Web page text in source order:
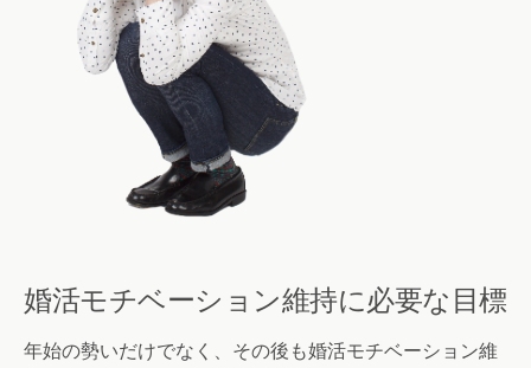
婚活モチベーション維持に必要な目標
年始の勢いだけでなく、その後も婚活モチベーション維